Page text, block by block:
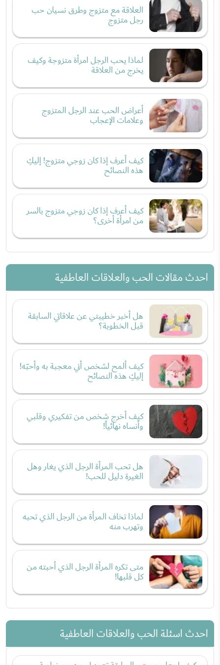
العلاقة مع متزوج وطرق نسيان حب
رجل متزوج
لماذا يحب الرجل امرأة متزوجة وكيف
يخرج من العلاقة
أعراض الحب عند الرجل المتزوج
وعلامات الإعجاب
كيف أعرف إذا كان زوجي متزوج! إليكِ
هذه النصائح
كيف أعرف إذا كان زوجي متزوج بالسر
من امرأة أخرى؟
احدث مقالات الحب والعلاقات العاطفية
هل أخبر خطيبتي عن علاقاتي السابقة
قبل الخطوبة؟
كيف ألمح لشخص أني معجبة به وأحبّه!
إليكِ هذه النصائح
كيف أخرج شخص من تفكيري وقلبي
وأنساه نهائياً!
هل تحب المرأة الرجل الذي يغار وهل
الغيرة دليل للحب!
لماذا تخاف المرأة من الرجل الذي تحبه
وتهرب منه
متى تكره المرأة الرجل الذي أحبته من
كل قلبها!
احدث اسئلة الحب والعلاقات العاطفية